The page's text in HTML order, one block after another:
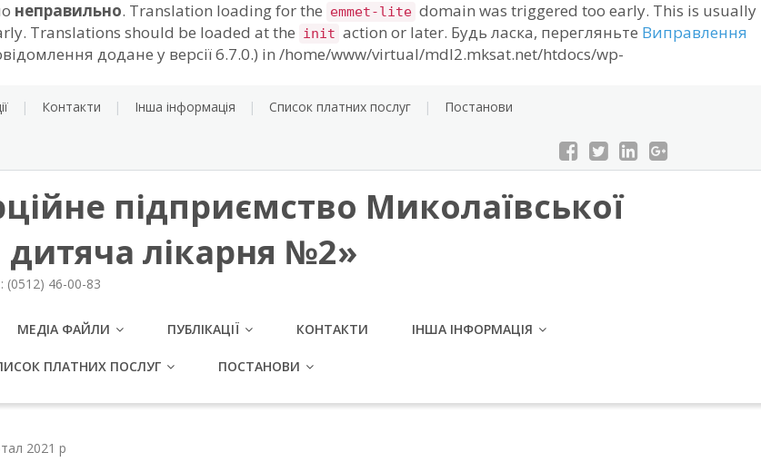
неправильно. Translation loading for the emmet-lite domain was triggered too early. This is usually
Translations should be loaded at the init action or later. Будь ласка, перегляньте Виправлення
додане у версії 6.7.0.) in /home/www/virtual/mdl2.mksat.net/htdocs/wp-
Контакти Інша інформація Список платних послуг Постанови
підприємство Миколаївської
дитяча лікарня №2»
(0512) 46-00-83
МЕДІА ФАЙЛИ ПУБЛІКАЦІЇ КОНТАКТИ ІНША ІНФОРМАЦІЯ
ПЛАТНИХ ПОСЛУГ ПОСТАНОВИ
2021 р